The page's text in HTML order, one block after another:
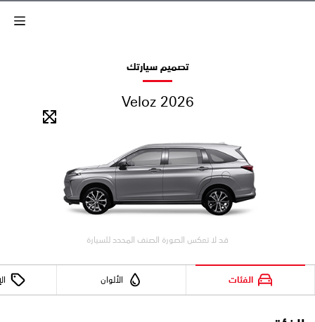
تصميم سيارتك
قد لا تعكس الصورة الصنف المحدد للسيارة